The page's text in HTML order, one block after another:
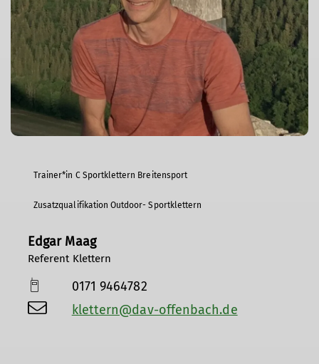
Trainer*in C Sportklettern Breitensport
Zusatzqualifikation Outdoor- Sportklettern
Edgar Maag
Referent Klettern
0171 9464782
klettern@dav-offenbach.de